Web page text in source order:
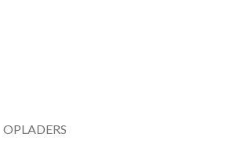
OPLADERS